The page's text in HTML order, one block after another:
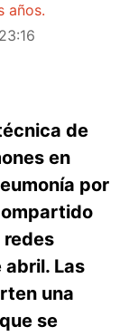
años.
de
en
por
redes
Las
una
se